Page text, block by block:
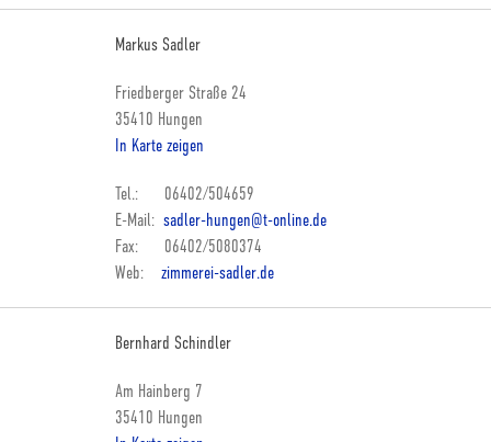
Markus Sadler
Friedberger Straße 24
35410 Hungen
In Karte zeigen
Tel.: 06402/504659
E-Mail: sadler-hungen@t-online.de
Fax: 06402/5080374
Web: zimmerei-sadler.de
Bernhard Schindler
Am Hainberg 7
35410 Hungen